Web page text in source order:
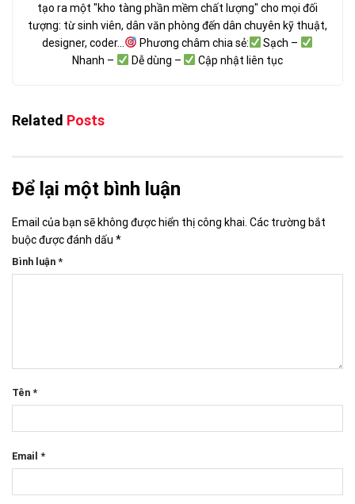
tạo ra một "kho tàng phần mềm chất lượng" cho mọi đối
tượng: từ sinh viên, dân văn phòng đến dân chuyên kỹ thuật,
designer, coder...
Phương châm chia sẻ:
Sạch –
Nhanh –
Dễ dùng – Cập nhật liên tục
Related Posts
Để lại một bình luận
Email của bạn sẽ không được hiển thị công khai. Các trường bắt
buộc được đánh dấu *
Bình luận *
Tên *
Email *